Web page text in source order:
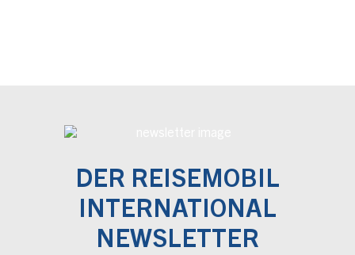
DER REISEMOBIL
INTERNATIONAL
NEWSLETTER